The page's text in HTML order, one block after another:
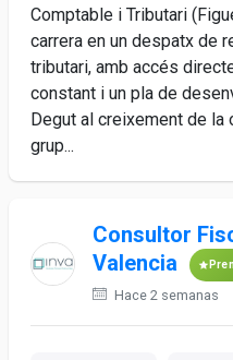
Comptable i Tributari
carrera en un despatx de
tributari, amb accés
constant i un pla de
Degut al creixement de
grup...
Consultor
Valencia
Hace 2 semanas